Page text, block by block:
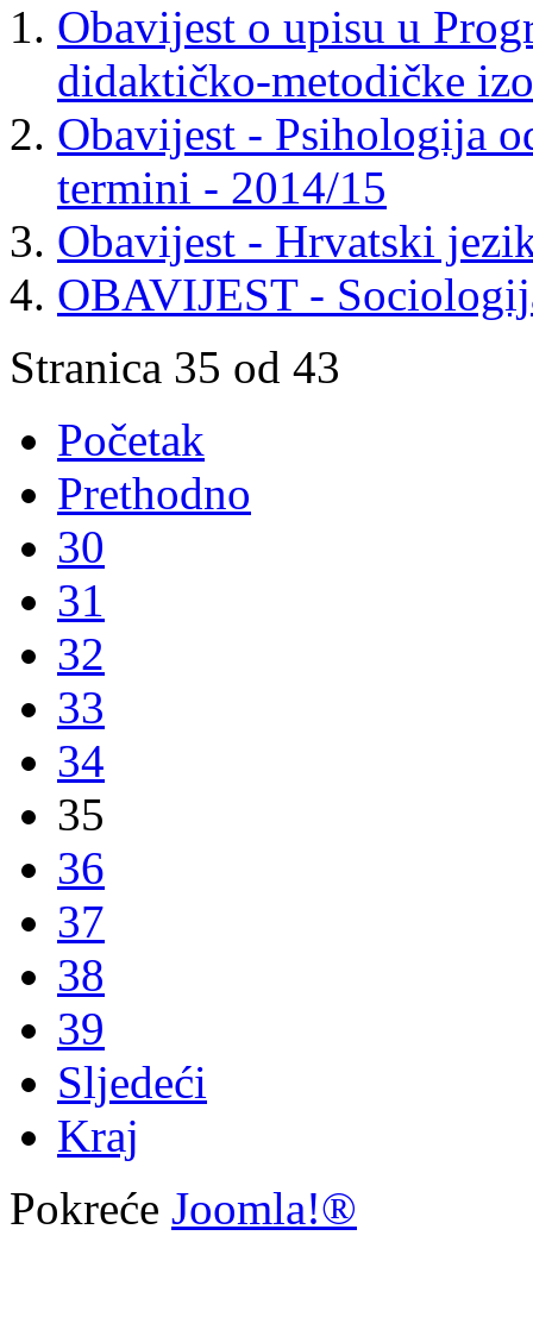
Obavijest o upisu u
didaktičko-metodičke
Obavijest - Psihologija
termini - 2014/15
Obavijest - Hrvatski
OBAVIJEST -
Stranica 35 od 43
Početak
Prethodno
30
31
32
33
34
35
36
37
38
39
Sljedeći
Kraj
Pokreće Joomla!®